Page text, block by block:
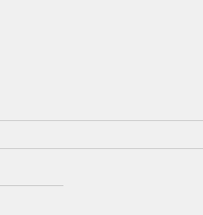
健康で美しくする
約７０年前に日本人,久司道夫が